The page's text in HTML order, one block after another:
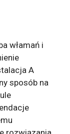
włamań i
A
sposób na